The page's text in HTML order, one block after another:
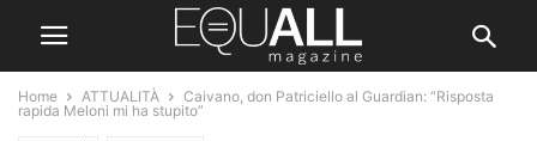
Home ATTUALITÀ
Caivano, don Patriciello al Guardian: “Risposta
rapida Meloni mi ha stupito”